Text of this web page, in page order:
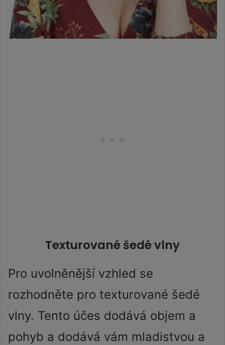
Texturované šedé vlny
Pro uvolněnější vzhled se
rozhodněte pro texturované šedé
vlny. Tento účes dodává objem a
pohyb a dodává vám mladistvou a